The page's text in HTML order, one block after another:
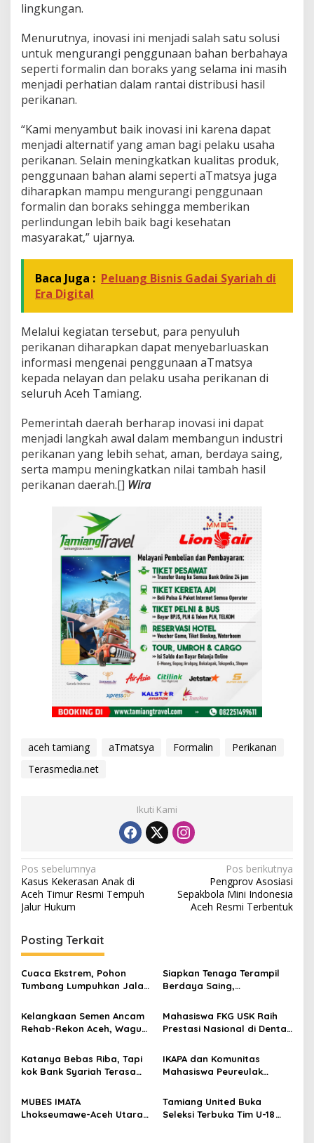
lingkungan.
Menurutnya, inovasi ini menjadi salah satu solusi
untuk mengurangi penggunaan bahan berbahaya
seperti formalin dan boraks yang selama ini masih
menjadi perhatian dalam rantai distribusi hasil
perikanan.
“Kami menyambut baik inovasi ini karena dapat
menjadi alternatif yang aman bagi pelaku usaha
perikanan. Selain meningkatkan kualitas produk,
penggunaan bahan alami seperti aTmatsya juga
diharapkan mampu mengurangi penggunaan
formalin dan boraks sehingga memberikan
perlindungan lebih baik bagi kesehatan
masyarakat,” ujarnya.
Baca Juga : Peluang Bisnis Gadai Syariah di
Era Digital
Melalui kegiatan tersebut, para penyuluh
perikanan diharapkan dapat menyebarluaskan
informasi mengenai penggunaan aTmatsya
kepada nelayan dan pelaku usaha perikanan di
seluruh Aceh Tamiang.
Pemerintah daerah berharap inovasi ini dapat
menjadi langkah awal dalam membangun industri
perikanan yang lebih sehat, aman, berdaya saing,
serta mampu meningkatkan nilai tambah hasil
perikanan daerah.[] Wira
aceh tamiang aTmatsya Formalin
Perikanan
Terasmedia.net
Ikuti Kami
N
a
v
i
g
a
s
i
p
s
Pos sebelumnya
Kasus Kekerasan Anak di
Aceh Timur Resmi Tempuh
Jalur Hukum
Pos berikutnya
Pengprov Asosiasi
Sepakbola Mini Indonesia
Aceh Resmi Terbentuk
Posting Terkait
Cuaca Ekstrem, Pohon
Tumbang Lumpuhkan Jalan
Blangpidie
Siapkan Tenaga Terampil
Berdaya Saing,
Tamiang Buka Pelatihan
Kerja 2026
Kelangkaan Semen Ancam
Rehab-Rekon Aceh, Wagub
Mahasiswa FKG USK Raih
Prestasi Nasional di Dental
Katanya Bebas Riba, Tapi
kok Bank Syariah Terasa
IKAPA dan Komunitas
Mahasiswa Peureulak
Peureulak Raya
MUBES IMATA
Lhokseumawe-Aceh Utara
Tamiang United Buka
Seleksi Terbuka Tim U-18